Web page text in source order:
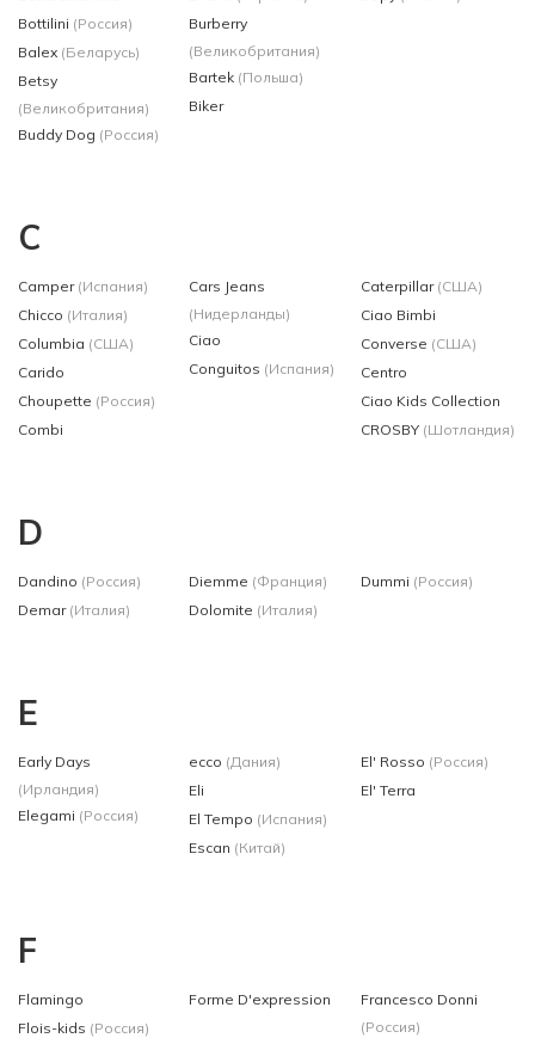
Bottilini (Россия)
Balex (Беларусь)
Betsy
(Великобритания)
Buddy Dog (Россия)
Burberry
(Великобритания)
Bartek (Польша)
Biker
C
Camper (Испания)
Chicco (Италия)
Columbia (США)
Carido
Choupette (Россия)
Combi
Cars Jeans
(Нидерланды)
Ciao
Conguitos (Испания)
Caterpillar (США)
Ciao Bimbi
Converse (США)
Centro
Ciao Kids Collection
CROSBY (Шотландия)
D
Dandino (Россия)
Demar (Италия)
Diemme (Франция)
Dolomite (Италия)
Dummi (Россия)
E
Early Days
(Ирландия)
Elegami (Россия)
ecco (Дания)
Eli
El Tempo (Испания)
Escan (Китай)
El' Rosso (Россия)
El' Terra
F
Flamingo
Flois-kids (Россия)
Forme D'expression
Francesco Donni
(Россия)